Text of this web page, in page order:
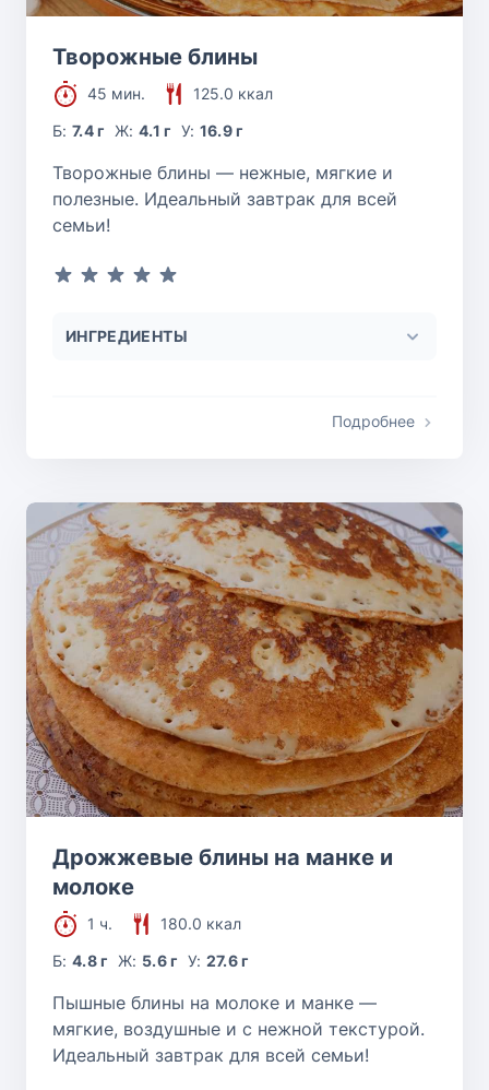
Творожные блины
45 мин.
125.0 ккал
Б:7.4 г Ж: 4.1 г У: 16.9 г
Творожные блины — нежные, мягкие и
полезные. Идеальный завтрак для всей
семьи!
ИНГРЕДИЕНТЫ
Подробнее
Дрожжевые блины на манке и
молоке
1 ч.
180.0 ккал
Б:4.8 г Ж: 5.6 г У: 27.6 г
Пышные блины на молоке и манке —
мягкие, воздушные и с нежной текстурой.
Идеальный завтрак для всей семьи!